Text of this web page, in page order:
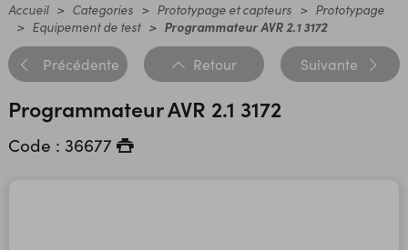
Accueil Categories Prototypage et capteurs
Prototypage
Equipement de test
Programmateur AVR 2.1 3172
Précédente Retour Suivante
Programmateur AVR 2.1 3172
Code : 36677